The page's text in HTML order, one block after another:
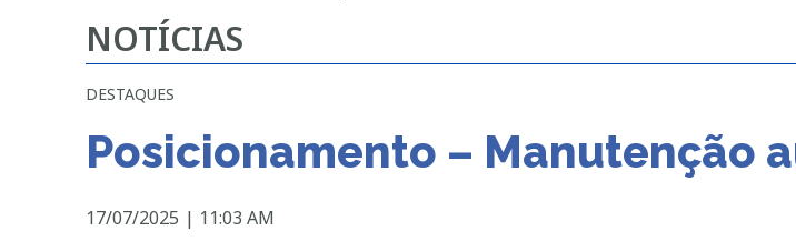
NOTÍCIAS
DESTAQUES
Posicionamento – Manutenção
17/07/2025 | 11:03 AM